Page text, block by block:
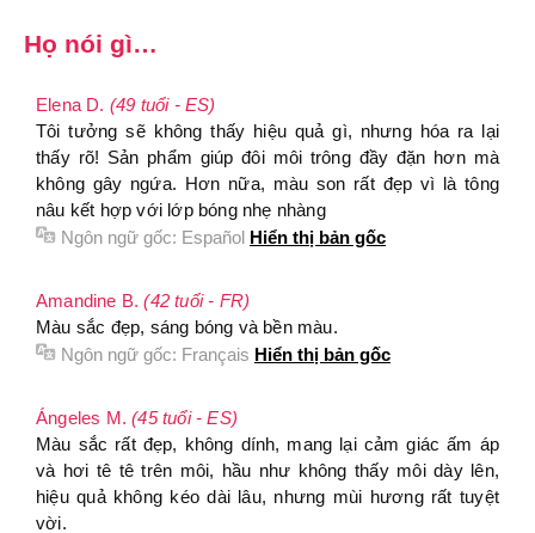
Họ nói gì…
Elena D. (49 tuổi - ES)
Tôi tưởng sẽ không thấy hiệu quả gì, nhưng hóa ra lại
thấy rõ! Sản phẩm giúp đôi môi trông đầy đặn hơn mà
không gây ngứa. Hơn nữa, màu son rất đẹp vì là tông
nâu kết hợp với lớp bóng nhẹ nhàng
Ngôn ngữ gốc: Español Hiển thị bản gốc
Amandine B.(42 tuổi - FR)
Màu sắc đẹp, sáng bóng và bền màu.
Ngôn ngữ gốc: Français Hiển thị bản gốc
Ángeles M.(45 tuổi - ES)
Màu sắc rất đẹp, không dính, mang lại cảm giác ấm áp
và hơi tê tê trên môi, hầu như không thấy môi dày lên,
hiệu quả không kéo dài lâu, nhưng mùi hương rất tuyệt
vời.